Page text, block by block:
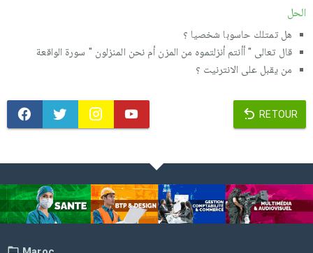
الحل
هل تمتلك حاسوبا شخصیا ؟
قال تعالى " أأنتم أنزلتموه من المزن أم نحن المنزلون " سورة الواقعة
من یقبل على الانترنیت ؟
RETOUR